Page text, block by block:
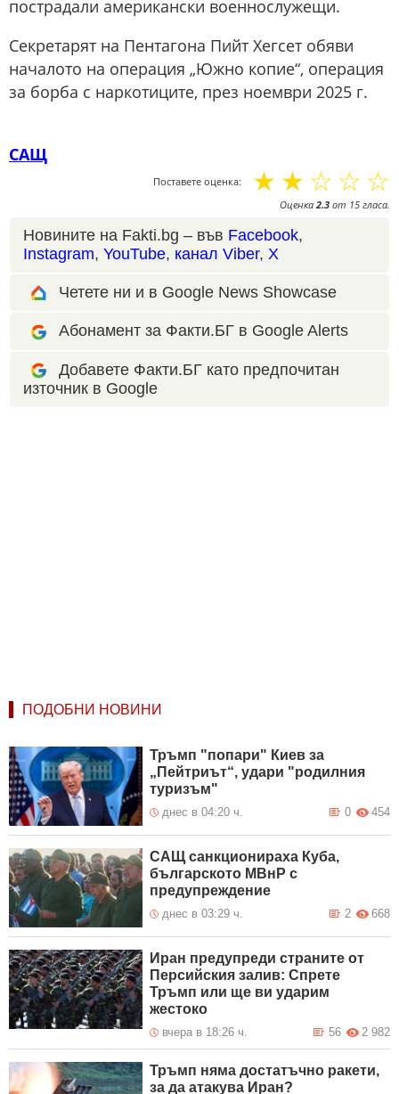
пострадали американски военнослужещи.
Секретарят на Пентагона Пийт Хегсет обяви
началото на операция „Южно копие“, операция
за борба с наркотиците, през ноември 2025 г.
САЩ
Поставете оценка: ☆
☆
☆
☆
☆
Оценка2.3 от 15 гласа.
Новините на Fakti.bg – във Facebook,
Instagram, YouTube, канал Viber, X
Четете ни и в Google News Showcase
Абонамент за Факти.БГ в Google Alerts
Добавете Факти.БГ като предпочитан
източник в Google
ПОДОБНИ НОВИНИ
Тръмп "попари" Киев за
„Пейтриът“, удари "родилния
туризъм"
днес в 04:20 ч. 454
0
САЩ санкционираха Куба,
българското МВнР с
предупреждение
днес в 03:29 ч. 668
2
Иран предупреди страните от
Персийския залив: Спрете
Тръмп или ще ви ударим
жестоко
вчера в 18:26 ч. 2 982
56
Тръмп няма достатъчно ракети,
за да атакува Иран?